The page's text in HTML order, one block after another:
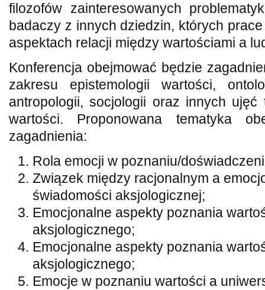
filozofów zainteresowanych
badaczy z innych dziedzin, których
aspektach relacji między wartościami a
Konferencja obejmować będzie
zakresu epistemologii wartości,
antropologii, socjologii oraz innych ujęć
wartości. Proponowana tematyka
zagadnienia:
Rola emocji w poznaniu/
Związek między racjonalnym a
świadomości aksjologicznej;
Emocjonalne aspekty poznania
aksjologicznego;
Emocjonalne aspekty poznania
aksjologicznego;
Emocje w poznaniu wartości a